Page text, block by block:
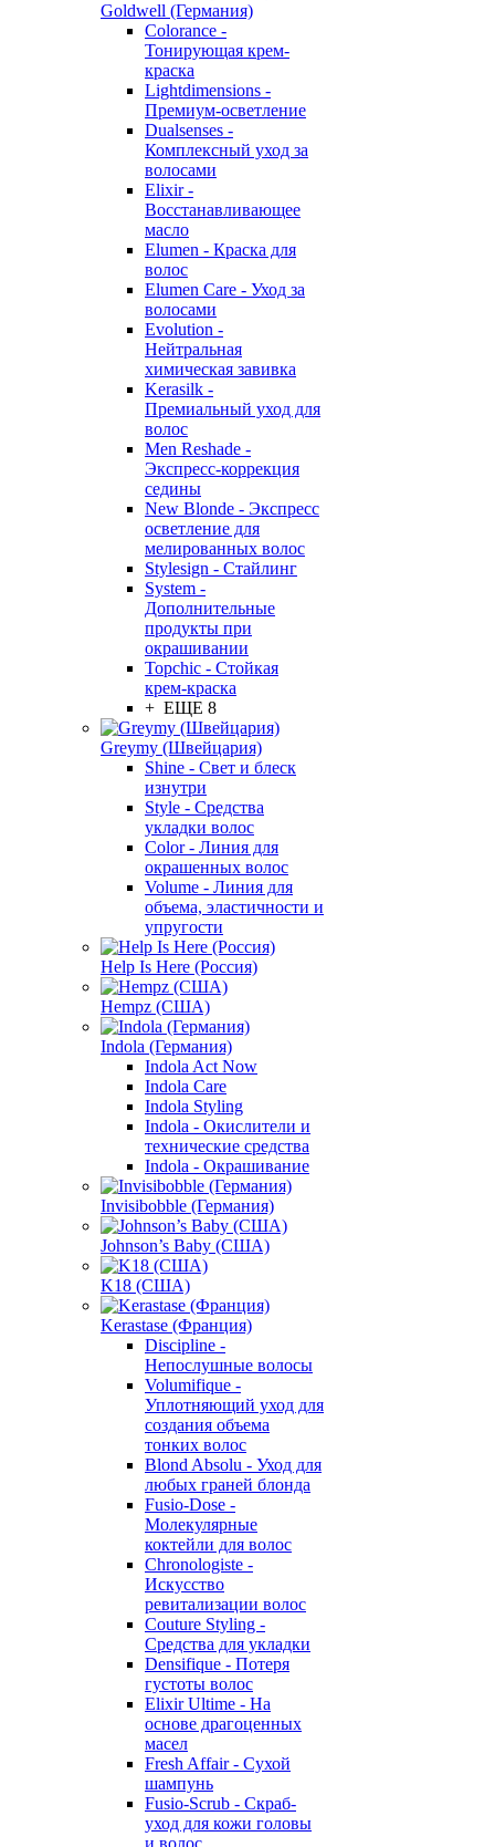
Goldwell (Германия)
Colorance -
Тонирующая крем-
краска
Lightdimensions -
Премиум-осветление
Dualsenses -
Комплексный уход за
волосами
Elixir -
Восстанавливающее
масло
Elumen - Краска для
волос
Elumen Care - Уход за
волосами
Evolution -
Нейтральная
химическая завивка
Kerasilk -
Премиальный уход для
волос
Men Reshade -
Экспресс-коррекция
седины
New Blonde - Экспресс
осветление для
мелированных волос
Stylesign - Стайлинг
System -
Дополнительные
продукты при
окрашивании
Topchic - Стойкая
крем-краска
+ ЕЩЕ 8
Greymy (Швейцария)
Shine - Свет и блеск
изнутри
Style - Средства
укладки волос
Color - Линия для
окрашенных волос
Volume - Линия для
объема, эластичности и
упругости
Help Is Here (Россия)
Hempz (США)
Indola (Германия)
Indola Act Now
Indola Care
Indola Styling
Indola - Окислители и
технические средства
Indola - Окрашивание
Invisibobble (Германия)
Johnson’s Baby (США)
K18 (США)
Kerastase (Франция)
Discipline -
Непослушные волосы
Volumifique -
Уплотняющий уход для
создания объема
тонких волос
Blond Absolu - Уход для
любых граней блонда
Fusio-Dose -
Молекулярные
коктейли для волос
Chronologiste -
Искусство
ревитализации волос
Couture Styling -
Средства для укладки
Densifique - Потеря
густоты волос
Elixir Ultime - На
основе драгоценных
масел
Fresh Affair - Сухой
шампунь
Fusio-Scrub - Скраб-
уход для кожи головы
и волос